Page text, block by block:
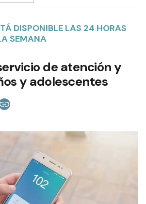
DISPONIBLE LAS 24 HORAS
SEMANA
de atención y
y adolescentes